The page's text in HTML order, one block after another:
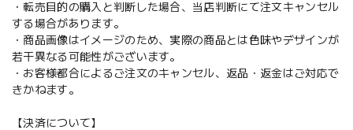
・転売目的の購入と判断した場合、当店判断にて注文キャンセル
する場合があります。
・商品画像はイメージのため、実際の商品とは色味やデザインが
若干異なる可能性がございます。
・お客様都合によるご注文のキャンセル、返品・返金はご対応で
きかねます。
【決済について】